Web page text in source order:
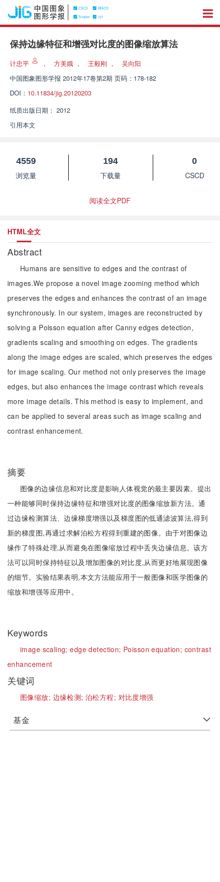
保持边缘特征和增强对比度的图像缩放算法
计忠平 ， 方美娥 ， 王毅刚 ，
吴向阳
中国图象图形学报 2012年17卷第2期 页码：178-182
DOI： 10.11834/jig.20120203
纸质出版日期： 2012
引用本文
4559
浏览量
194
下载量
0
CSCD
阅读全文PDF
HTML全文
Abstract
Humans are sensitive to edges and the contrast of
images.We propose a novel image zooming method which
preserves the edges and enhances the contrast of an image
synchronously. In our system, images are reconstructed by
solving a Poisson equation after Canny edges detection,
gradients scaling and smoothing on edges. The gradients
along the image edges are scaled, which preserves the edges
for image scaling. Our method not only preserves the image
edges, but also enhances the image contrast which reveals
more image details. This method is easy to implement, and
can be applied to several areas such as image scaling and
contrast enhancement.
摘要
图像的边缘信息和对比度是影响人体视觉的最主要因素。提出
一种能够同时保持边缘特征和增强对比度的图像缩放新方法。通
过边缘检测算法、边缘梯度增强以及梯度图的低通滤波算法,得到
新的梯度图,再通过求解泊松方程得到重建的图像。由于对图像边
缘作了特殊处理,从而避免在图像缩放过程中丢失边缘信息。该方
法可以同时保持特征以及增加图像的对比度,从而更好地展现图像
的细节。实验结果表明,本文方法能应用于一般图像和医学图像的
缩放和增强等应用中。
Keywords
image scaling;edge detection; Poisson equation; contrast
enhancement
关键词
图像缩放; 边缘检测;泊松方程; 对比度增强
基金